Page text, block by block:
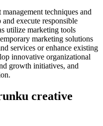
techniques and
execute responsible
utilize marketing tools
marketing solutions
services or enhance existing
innovative organizational
growth initiatives, and
creative